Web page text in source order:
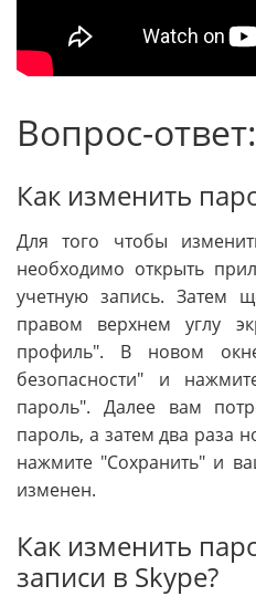
Вопрос-ответ:
Как изменить
Для того чтобы
необходимо открыть
учетную запись. Затем
правом верхнем углу
профиль". В новом
безопасности" и
пароль". Далее вам
пароль, а затем два раза
нажмите "Сохранить" и
изменен.
Как изменить
записи в Skype?